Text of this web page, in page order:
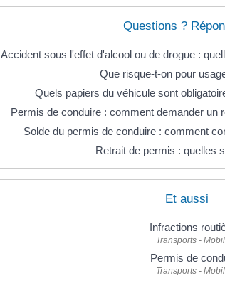
Questions ?
Accident sous l'effet d'alcool ou de drogue :
Que risque-t-on pour
Quels papiers du véhicule sont
Permis de conduire : comment demander un
Solde du permis de conduire : comment
Retrait de permis : quelles
Et aussi
Infractions
Transports -
Permis de
Transports -